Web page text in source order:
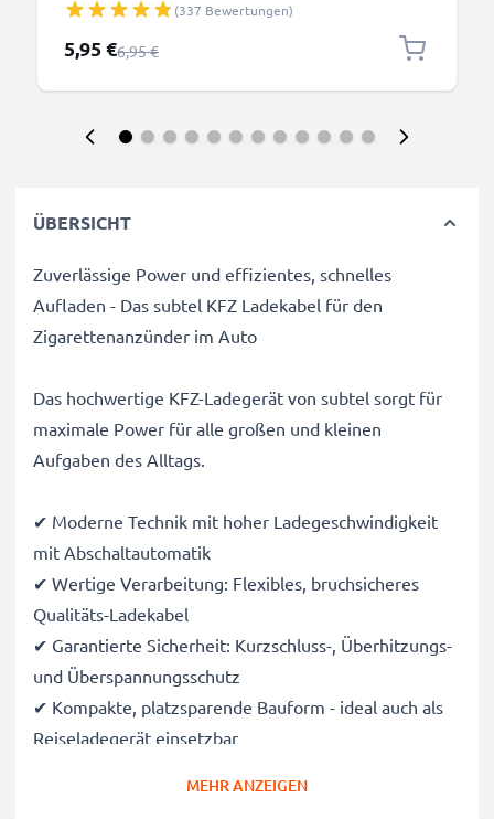
Sportuhr - 1A Datenkabel für Fitness Armband-Uhr
(337 Bewertungen)
Sonderpreis
5,95 €Regulärer Preis
6,95 €
ÜBERSICHT
Zuverlässige Power und effizientes, schnelles
Aufladen - Das subtel KFZ Ladekabel für den
Zigarettenanzünder im Auto
Das hochwertige KFZ-Ladegerät von subtel sorgt für
maximale Power für alle großen und kleinen
Aufgaben des Alltags.
✔ Moderne Technik mit hoher Ladegeschwindigkeit
mit Abschaltautomatik
✔ Wertige Verarbeitung: Flexibles, bruchsicheres
Qualitäts-Ladekabel
✔ Garantierte Sicherheit: Kurzschluss-, Überhitzungs-
und Überspannungsschutz
✔ Kompakte, platzsparende Bauform - ideal auch als
Reiseladegerät einsetzbar
MEHR ANZEIGEN